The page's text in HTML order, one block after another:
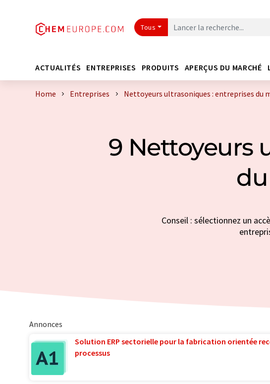
Tous
ACTUALITÉS ENTREPRISES PRODUITS APERÇUS DU MARCHÉ
Home Entreprises Nettoyeurs ultrasoniques : entreprises du
9 Nettoyeurs
Conseil : sélectionnez un
Annonces
Solution ERP sectorielle pour la fabrication orientée
processus